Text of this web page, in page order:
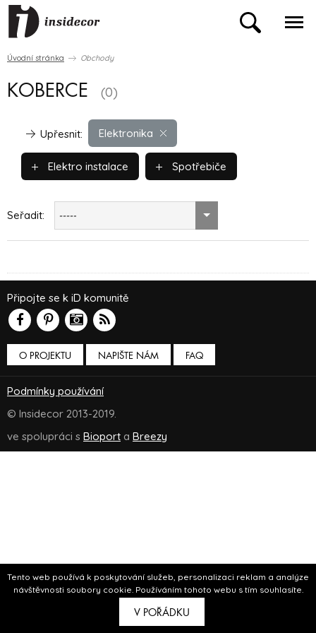
Tento web používá k poskytování služeb, personalizaci reklam a analýze
návštěvnosti soubory cookie. Používáním tohoto webu s tím souhlasíte.
V POŘÁDKU
Úvodní stránka Obchody
KOBERCE (0)
Elektronika
Upřesnit:
Elektro instalace Spotřebiče
Seřadit: -----
O PROJEKTU NAPIŠTE NÁM
Připojte se k iD komunitě
FAQ
Podmínky používání
© Insidecor 2013-2019.
ve spolupráci s Bioport a Breezy